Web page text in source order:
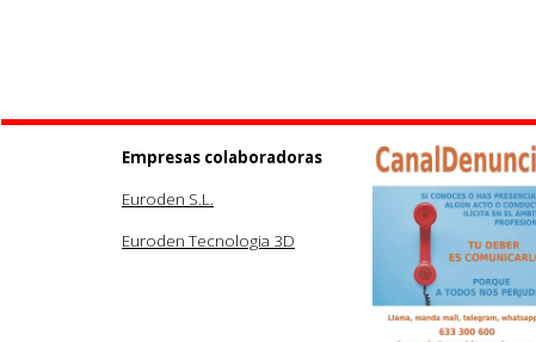
Empresas colaboradoras
Euroden S.L.
Euroden Tecnologia 3D